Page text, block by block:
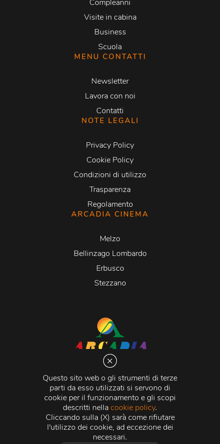
Questo sito web o gli strumenti di terze
parti da esso utilizzati si servono di
cookie per il funzionamento e gli scopi
descritti nellacookie policy.
Cliccando sulla (X) sarà come rifiutare
l'utilizzo dei cookie, ad eccezione dei
necessari.
Compleanni
Visite in cabina
Business
Scuola
MENU CONTATTI
Newsletter
Lavora con noi
Contatti
NOTE LEGALI
Privacy Policy
Cookie Policy
Condizioni di utilizzo
Trasparenza
Regolamento
ARCADIA CINEMA
Melzo
Bellinzago Lombardo
Erbusco
Stezzano
Via Martiri della Libertà 20066 Melzo (MI)
C.C.I.A.A. - R.E.A di Milano n. 1427910
Registro delle Imprese di Milano n. 338392 -
Fiscale e Partita Iva11015840157 | Capitale Sociale
500.000,00 i.v.
Credits:Crea Informatica S.r.l. 2026 © Tutti i diritti
riservati.